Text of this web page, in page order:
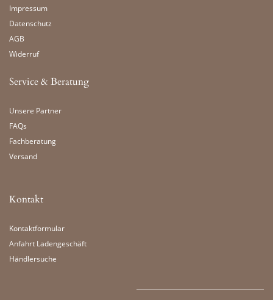
Impressum
Datenschutz
AGB
Widerruf
Service & Beratung
Unsere Partner
FAQs
Fachberatung
Versand
Kontakt
Kontaktformular
Anfahrt Ladengeschäft
Händlersuche